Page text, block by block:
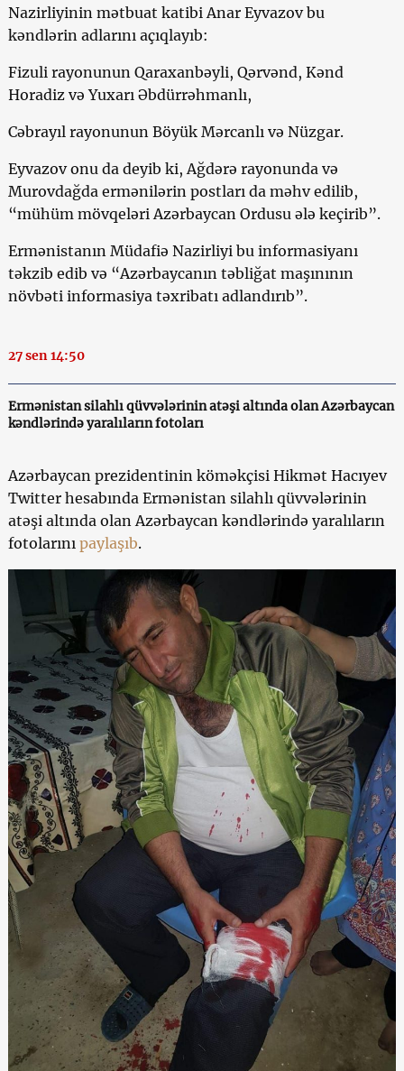
Nazirliyinin mətbuat katibi Anar Eyvazov bu
kəndlərin adlarını açıqlayıb:
Fizuli rayonunun Qaraxanbəyli, Qərvənd, Kənd
Horadiz və Yuxarı Əbdürrəhmanlı,
Cəbrayıl rayonunun Böyük Mərcanlı və Nüzgar.
Eyvazov onu da deyib ki, Ağdərə rayonunda və
Murovdağda ermənilərin postları da məhv edilib,
“mühüm mövqeləri Azərbaycan Ordusu ələ keçirib”.
Ermənistanın Müdafiə Nazirliyi bu informasiyanı
təkzib edib və “Azərbaycanın təbliğat maşınının
növbəti informasiya təxribatı adlandırıb”.
27 sen 14:50
Ermənistan silahlı qüvvələrinin atəşi altında olan Azərbaycan
kəndlərində yaralıların fotoları
Azərbaycan prezidentinin köməkçisi Hikmət Hacıyev
Twitter hesabında Ermənistan silahlı qüvvələrinin
atəşi altında olan Azərbaycan kəndlərində yaralıların
fotolarını paylaşıb.